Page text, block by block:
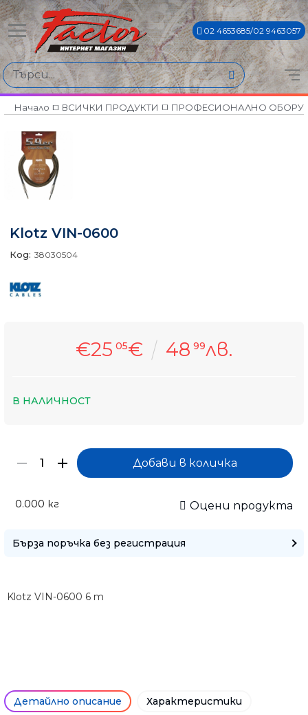
02 4653685/02 9463057
Начало ВСИЧКИ ПРОДУКТИ ПРОФЕСИОНАЛНО
Klotz VIN-0600
Код: 38030504
€25 05€ 48 99лв.
В НАЛИЧНОСТ
0.000 кг Оцени продукта
Бърза поръчка без регистрация
Klotz VIN-0600 6 m
Детайлно описание Характеристики